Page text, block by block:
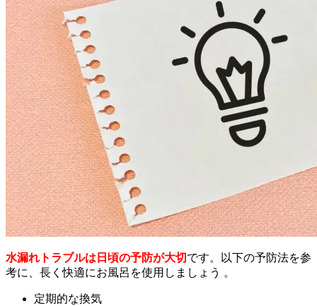
水漏れトラブルは日頃の予防が大切です。以下の予防法を参
考に、長く快適にお風呂を使用しましょう 。
定期的な換気